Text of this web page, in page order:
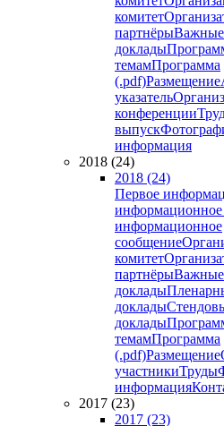
комитет
партнёры
доклады
темамПрограмма
(.pdf)Размещение
указатель
конференции
выпуск
информация
2018 (24)
2018 (24)
Первое
информационное
сообщение
комитет
партнёры
доклады
доклады
доклады
темамПрограмма
(.pdf)Размещение
участникиТруды
информация
2017 (23)
2017 (23)